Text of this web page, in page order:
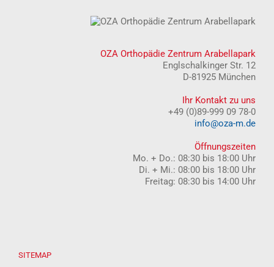
OZA Orthopädie Zentrum Arabellapark
Englschalkinger Str. 12
D-81925 München
Ihr Kontakt zu uns
+49 (0)89-999 09 78-0
info@oza-m.de
Öffnungszeiten
Mo. + Do.: 08:30 bis 18:00 Uhr
Di. + Mi.: 08:00 bis 18:00 Uhr
Freitag: 08:30 bis 14:00 Uhr
SITEMAP